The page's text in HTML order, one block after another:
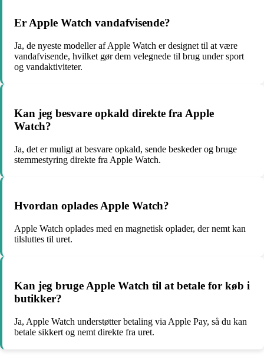
Er Apple Watch vandafvisende?
Ja, de nyeste modeller af Apple Watch er designet til at være
vandafvisende, hvilket gør dem velegnede til brug under sport
og vandaktiviteter.
Kan jeg besvare opkald direkte fra Apple
Watch?
Ja, det er muligt at besvare opkald, sende beskeder og bruge
stemmestyring direkte fra Apple Watch.
Hvordan oplades Apple Watch?
Apple Watch oplades med en magnetisk oplader, der nemt kan
tilsluttes til uret.
Kan jeg bruge Apple Watch til at betale for køb i
butikker?
Ja, Apple Watch understøtter betaling via Apple Pay, så du kan
betale sikkert og nemt direkte fra uret.